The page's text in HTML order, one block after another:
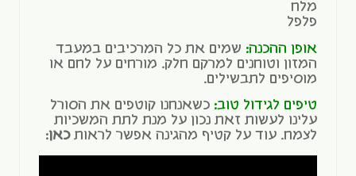
מלח
פלפל
אופן ההכנה: שמים את כל המרכיבים במעבד
המזון וטוחנים למרקם חלק. מורחים על לחם או
מוסיפים לתבשילים.
טיפים לגידול טוב: כשאנחנו קוטפים את הסורל
עלינו לעשות זאת נכון על מנת לתת המשכיות
לצמח. עוד על קטיף מהגינה אפשר לראותכאן: